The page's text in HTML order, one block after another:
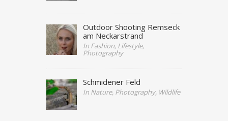
Outdoor Shooting Remseck
am Neckarstrand
In Fashion, Lifestyle,
Photography
Schmidener Feld
In Nature, Photography, Wildlife